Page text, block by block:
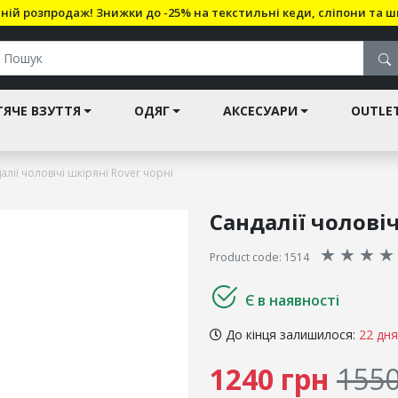
розпродаж! Знижки до -25% на текстильні кеди, сліпони та
ВЗУТТЯ ОДЯГ АКСЕСУАРИ
чоловічі шкіряні Rover чорні
Сандалії
Product code: 1514 ★ ★ ★ ★
Є в наявності
До кінця залишилося: 22
1240 грн